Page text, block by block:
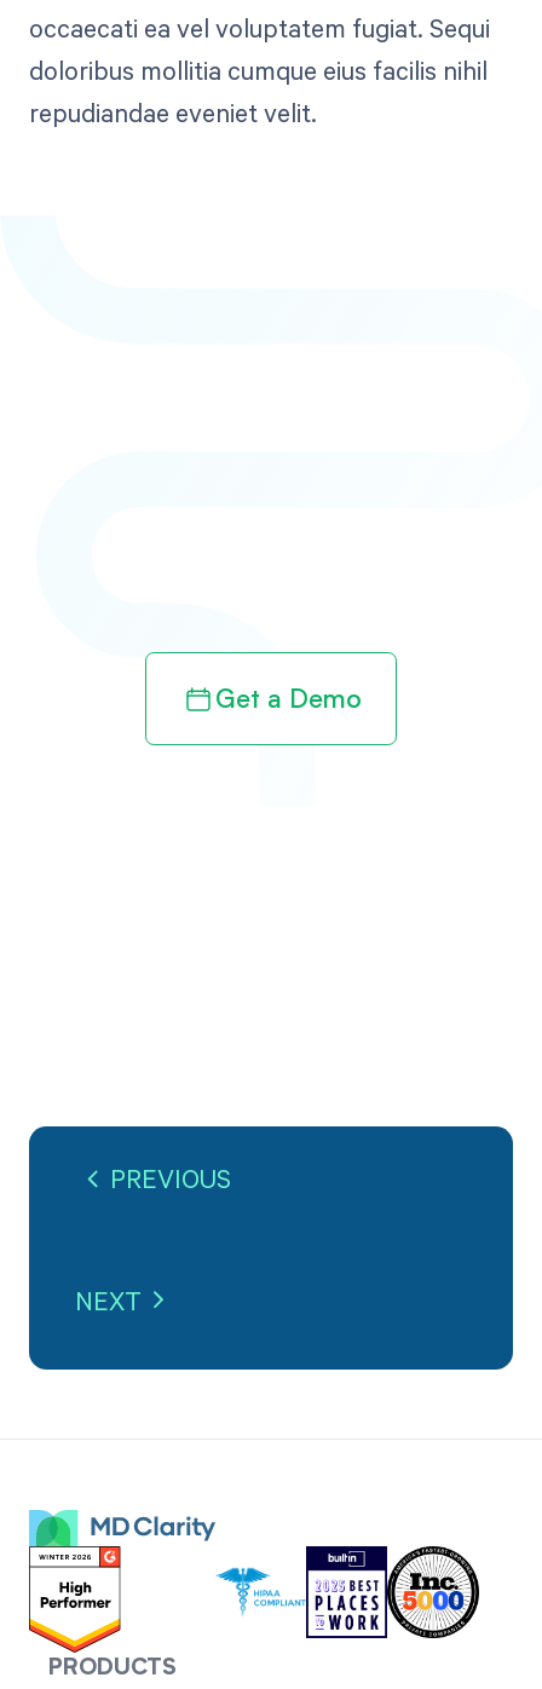
occaecati ea vel voluptatem fugiat. Sequi
doloribus mollitia cumque eius facilis nihil
repudiandae eveniet velit.
Get a Demo
PREVIOUS
NEXT
PRODUCTS